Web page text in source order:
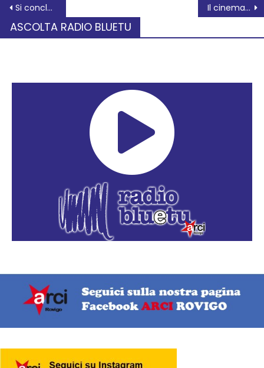
Si concludono gli Stati Generali dei Giovani di Rovigo Il cinema Duomo conclude un novembre di festa e guarda già alle proposte per il Natale
ASCOLTA RADIO BLUETU